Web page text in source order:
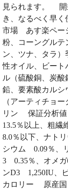
見られます。 開
き、なるべく早
市場 あす楽ペー
粉、コーングルテ
ン、ツナ、タラ
性オイル、ビート
ル（硫酸銅、炭
鉛、要素酸カルシ
（アーティチョ
リン 保証分析値
13.5％以上、粗
8.0％以下、ナト
シウム 0.09％、
3 0.35％、オメ
ンD3 1,250IU、
カロリー 原産国